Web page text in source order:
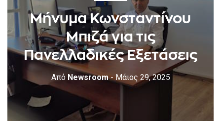
Μήνυμα Κωνσταντίνου
Μπιζά για τις
Πανελλαδικές Εξετάσεις
ΑπόNewsroom - Μάιος 29, 2025